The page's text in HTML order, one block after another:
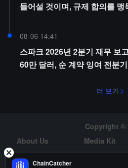
들어설 것이며, 규제 합의를
08-06 14:41
스파크 2026년 2분기 재무 보
60만 달러, 순 계약 잉여 전분
더 보기
Copyright ©
About Us
Media Kit
Risk Warning
Hiring
ChainCatcher